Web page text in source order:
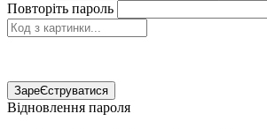
Повторіть пароль
ЗареЄструватися
Відновлення пароля